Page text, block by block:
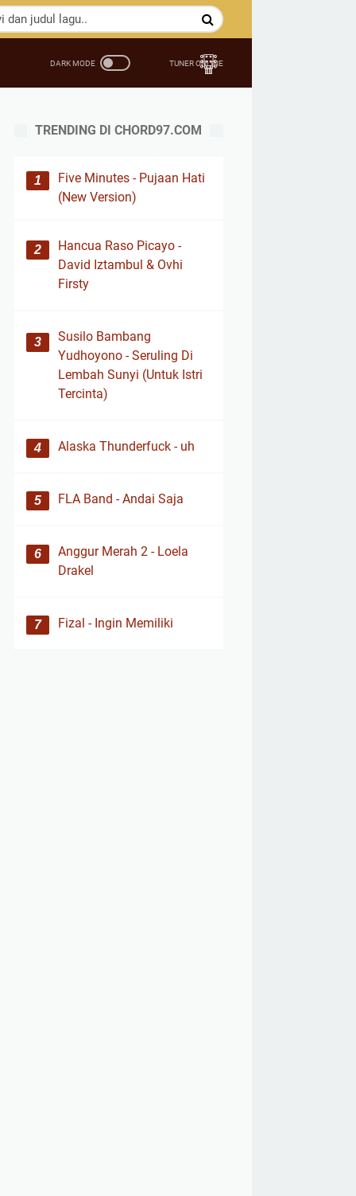
TRENDING DI CHORD97.COM
Five Minutes - Pujaan Hati
(New Version)
Hancua Raso Picayo -
David Iztambul & Ovhi
Firsty
Susilo Bambang
Yudhoyono - Seruling Di
Lembah Sunyi (Untuk Istri
Tercinta)
Alaska Thunderfuck - uh
FLA Band - Andai Saja
Anggur Merah 2 - Loela
Drakel
Fizal - Ingin Memiliki